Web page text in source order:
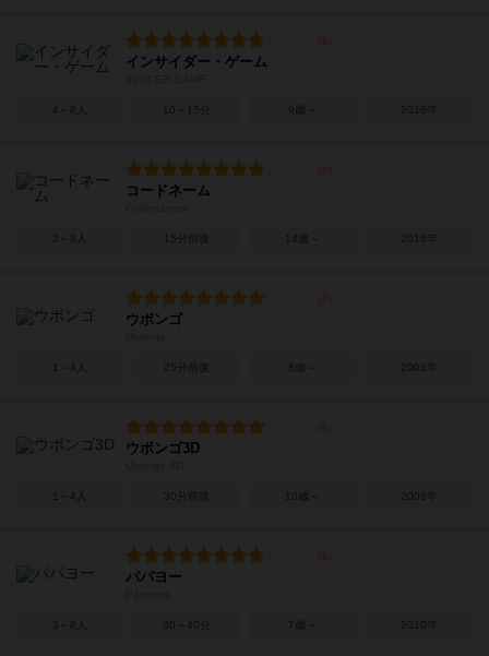
インサイダー・ゲーム
4～8人 10～15分 9歳～ 2016年
コードネーム
2～8人 15分前後 14歳～ 2016年
ウボンゴ
1～4人 25分前後 8歳～ 2003年
ウボンゴ3D
1～4人 30分前後 10歳～ 2009年
パパヨー
3～8人 30～40分 7歳～ 2010年